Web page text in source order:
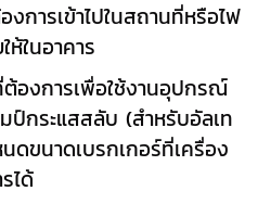
เข้าไปในสถานที่หรือไฟ
ในอาคาร
ารเพื่อใช้งานอุปกรณ์
ป์กระแสสลับ (สำหรับอัลเท
ดขนาดเบรกเกอร์ที่เครื่อง
ได้